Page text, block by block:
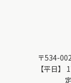
〒534-
【平日